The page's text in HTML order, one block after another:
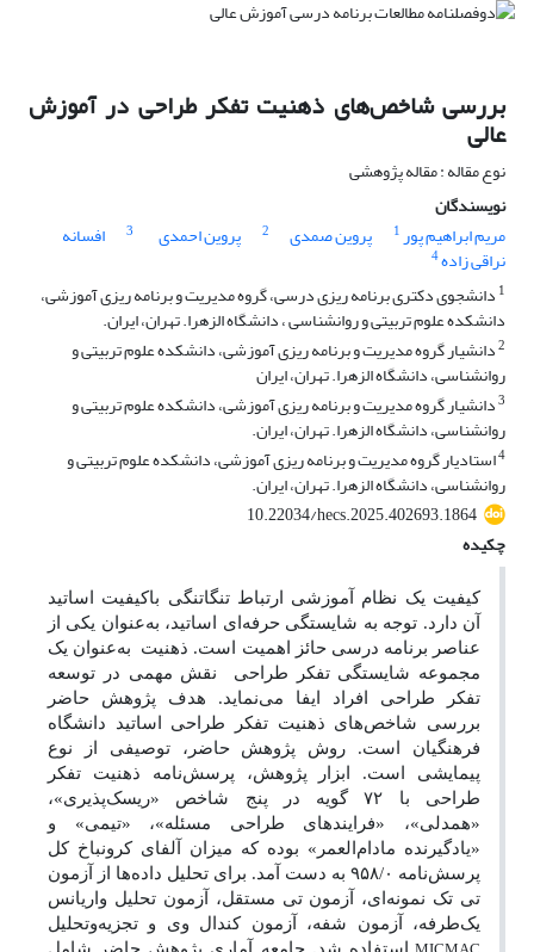
بررسی شاخص‌های ذهنیت تفکر طراحی در آموزش
عالی
نوع مقاله : مقاله پژوهشی
نویسندگان
مریم ابراهیم پور1 پروین صمدی 2 پروین احمدی 3 افسانه
نراقی زاده4
1 دانشجوی دکتری برنامه ریزی درسی، گروه مدیریت و برنامه ریزی آموزشی،
دانشکده علوم تربیتی و روانشناسی ، دانشگاه الزهرا. تهران، ایران.
2دانشیار گروه مدیریت و برنامه ریزی آموزشی، دانشکده علوم تربیتی و
روانشناسی، دانشگاه الزهرا. تهران، ایران
3دانشیار گروه مدیریت و برنامه ریزی آموزشی، دانشکده علوم تربیتی و
روانشناسی، دانشگاه الزهرا. تهران، ایران.
4استادیار گروه مدیریت و برنامه ریزی آموزشی، دانشکده علوم تربیتی و
روانشناسی، دانشگاه الزهرا. تهران، ایران.
10.22034/hecs.2025.402693.1864
چکیده
کیفیت یک نظام آموزشی ارتباط تنگاتنگی باکیفیت اساتید
آن دارد. توجه به شایستگی حرفه‌ای اساتید، به‌عنوان یکی از
عناصر برنامه درسی حائز اهمیت است. ذهنیت به‌عنوان یک
مجموعه شایستگی تفکر طراحی نقش مهمی در توسعه
تفکر طراحی افراد ایفا می‌نماید. هدف پژوهش حاضر
بررسی شاخص‌های ذهنیت تفکر طراحی اساتید دانشگاه
فرهنگیان است. روش پژوهش حاضر، توصیفی از نوع
پیمایشی است. ابزار پژوهش، پرسش‌نامه ذهنیت تفکر
طراحی با ۷۲ گویه در پنج شاخص «ریسک‌پذیری»،
«همدلی»، «فرایندهای طراحی مسئله»، «تیمی» و
«یادگیرنده مادام‌العمر» بوده که میزان آلفای کرونباخ کل
پرسش‌نامه ۹۵۸/۰ به دست آمد. برای تحلیل داده‌ها از آزمون
تی تک نمونه‌ای، آزمون تی مستقل، آزمون تحلیل واریانس
یک‌طرفه، آزمون شفه، آزمون کندال وی و تجزیه‌وتحلیل